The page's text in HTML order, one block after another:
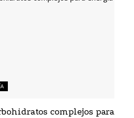
complejos para